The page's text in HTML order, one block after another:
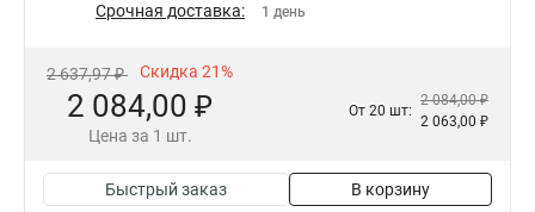
Срочная доставка: 1 день
2 637,97 ₽ Скидка 21%
2 084,00 ₽
Цена за 1 шт.
От 20 шт:
2 084,00 ₽
2 063,00 ₽
Быстрый заказ В корзину